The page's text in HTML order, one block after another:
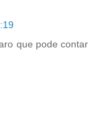
que pode contar